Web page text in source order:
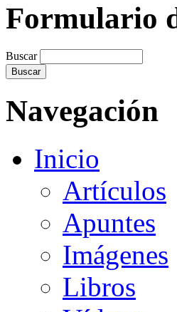
Formulario
Buscar
Navegación
Inicio
Artículos
Apuntes
Imágenes
Libros